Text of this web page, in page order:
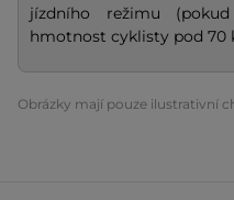
jízdního režimu
hmotnost cyklisty pod 70
Obrázky mají pouze ilustrativní